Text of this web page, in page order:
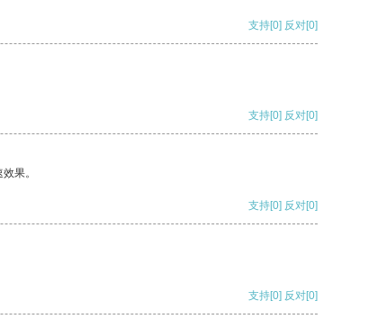
支持[0] 反对[0]
支持[0] 反对[0]
果。
支持[0] 反对[0]
支持[0] 反对[0]